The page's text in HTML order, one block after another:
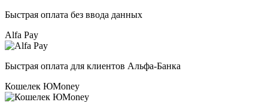
Быстрая оплата без ввода данных
Alfa Pay
Быстрая оплата для клиентов Альфа-Банка
Кошелек ЮMoney